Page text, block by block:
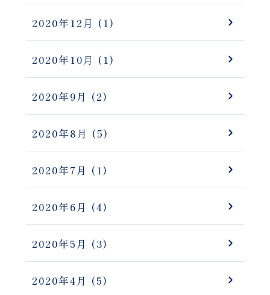
2020年12月 (1)
2020年10月 (1)
2020年9月 (2)
2020年8月 (5)
2020年7月 (1)
2020年6月 (4)
2020年5月 (3)
2020年4月 (5)